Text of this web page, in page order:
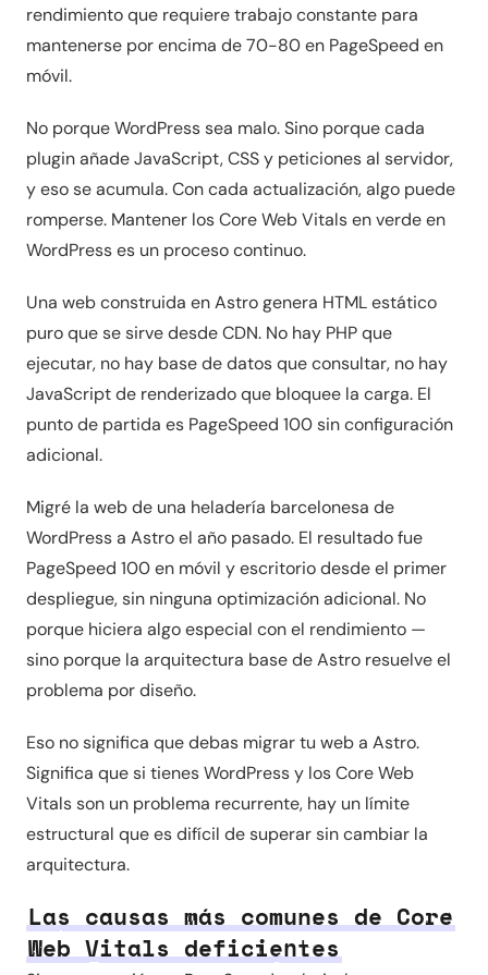
rendimiento que requiere trabajo constante para
mantenerse por encima de 70-80 en PageSpeed en
móvil.
No porque WordPress sea malo. Sino porque cada
plugin añade JavaScript, CSS y peticiones al servidor,
y eso se acumula. Con cada actualización, algo puede
romperse. Mantener los Core Web Vitals en verde en
WordPress es un proceso continuo.
Una web construida en Astro genera HTML estático
puro que se sirve desde CDN. No hay PHP que
ejecutar, no hay base de datos que consultar, no hay
JavaScript de renderizado que bloquee la carga. El
punto de partida es PageSpeed 100 sin configuración
adicional.
Migré la web de una heladería barcelonesa de
WordPress a Astro el año pasado. El resultado fue
PageSpeed 100 en móvil y escritorio desde el primer
despliegue, sin ninguna optimización adicional. No
porque hiciera algo especial con el rendimiento —
sino porque la arquitectura base de Astro resuelve el
problema por diseño.
Eso no significa que debas migrar tu web a Astro.
Significa que si tienes WordPress y los Core Web
Vitals son un problema recurrente, hay un límite
estructural que es difícil de superar sin cambiar la
arquitectura.
Las causas más comunes de Core
Web Vitals deficientes